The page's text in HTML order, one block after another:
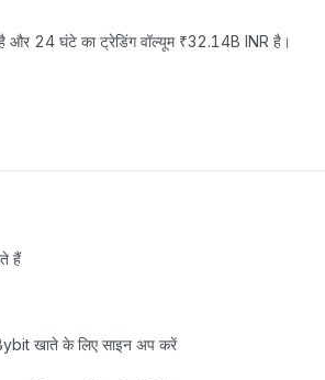
और 24 घंटे का ट्रेडिंग वॉल्यूम ₹32.14B INR है।
हैं
खाते के लिए साइन अप करें